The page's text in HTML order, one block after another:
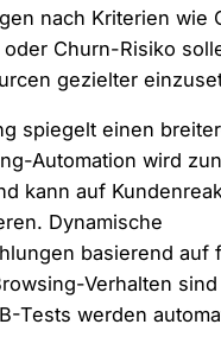
nach Kriterien wie
oder Churn-Risiko
gezielter
spiegelt einen
Automation wird
kann auf
Dynamische
basierend auf
Verhalten
Tests werden